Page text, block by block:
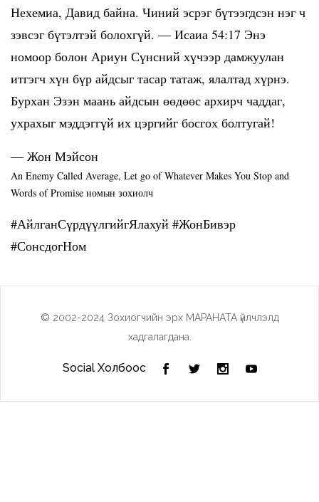
Нехемиа, Давид байна. Чиний эсрэг бүтээгдсэн нэг ч
зэвсэг бүтэлтэй болохгүй. — Исаиа 54:17 Энэ
номоор болон Ариун Сүнсний хүчээр дамжуулан
итгэгч хүн бүр айдсыг тасар татаж, ялалтад хүрнэ.
Бурхан Эзэн маань айдсын өөдөөс архирч чаддаг,
ухрахыг мэддэггүй их цэргийг босгох болтугай!
— Жон Мэйсон
An Enemy Called Average, Let go of Whatever Makes You Stop and
Words of Promise номын зохиолч
#АйлганСүрдүүлгийгЯлахуй #ЖонБивэр
#СонсдогНом
© 2002-2024 Зохиогчийн эрх МАРАНАТА үйлчлэлд
хадгалагдана.
Social Холбоос